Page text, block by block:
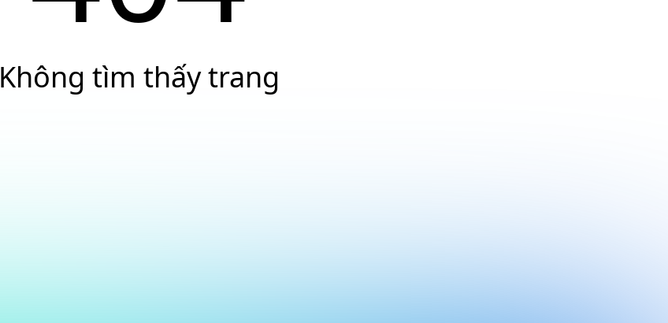
Không tìm thấy trang